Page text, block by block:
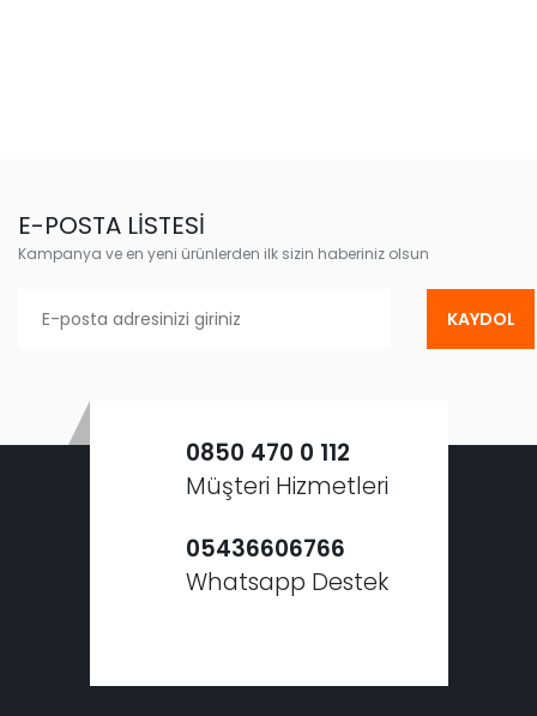
E-POSTA LİSTESİ
Kampanya ve en yeni ürünlerden ilk sizin haberiniz olsun
KAYDOL
0850 470 0 112
Müşteri Hizmetleri
05436606766
Whatsapp Destek